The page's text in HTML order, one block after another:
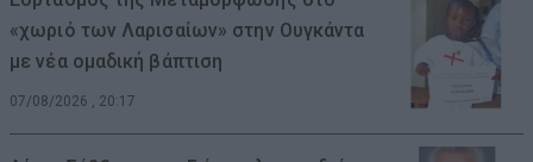
«χωριό των Λαρισαίων» στην Ουγκάντα
με νέα ομαδική βάπτιση
07/08/2026 , 20:17